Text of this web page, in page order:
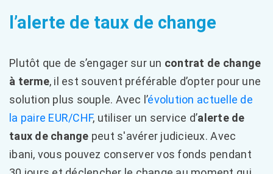
l’alerte de taux de change
Plutôt que de s’engager sur un contrat de change
à terme, il est souvent préférable d’opter pour une
solution plus souple. Avec l’évolution actuelle de
la paire EUR/CHF, utiliser un service d’alerte de
taux de change peut s'avérer judicieux. Avec
ibani, vous pouvez conserver vos fonds pendant